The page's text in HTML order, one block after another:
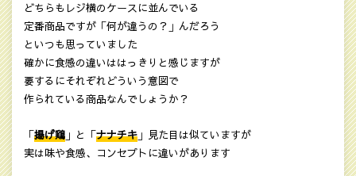
どちらもレジ横のケースに並んでいる
定番商品ですが「何が違うの？」んだろう
といつも思っていました
確かに食感の違いははっきりと感じますが
要するにそれぞれどういう意図で
作られている商品なんでしょうか？
「揚げ鶏 」と「ナナチキ 」見た目は似ていますが
実は味や食感、コンセプトに違いがあります